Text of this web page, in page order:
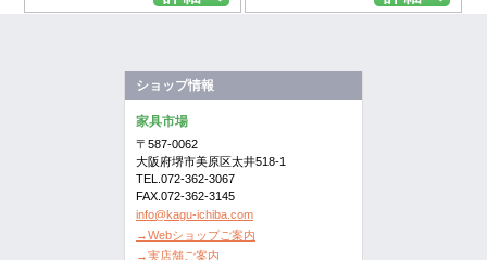
ショップ情報
家具市場
〒587-0062
大阪府堺市美原区太井518-1
TEL.072-362-3067
FAX.072-362-3145
info@kagu-ichiba.com
→Webショップご案内
→実店舗ご案内